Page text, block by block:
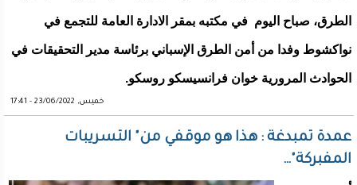
الطرق، صباح اليوم في مكتبه بمقر الادارة العامة للتجمع في
نواكشوط وفدا من أمن الطرق الإسباني برئاسة مدير التحقيقات في
الحوادث المرورية خوان فرانسيسكو روسكو.
خميس, 23/06/2022 - 17:41
عمدة تمبدغة : هذا هو موقفي من" التسريبات
المفبركة"…